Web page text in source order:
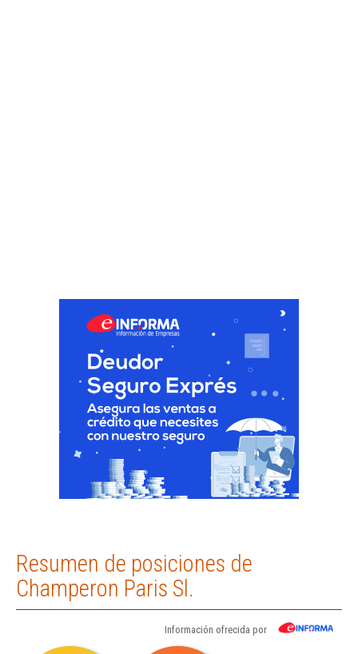
Resumen de posiciones de
Champeron Paris Sl.
Información ofrecida por